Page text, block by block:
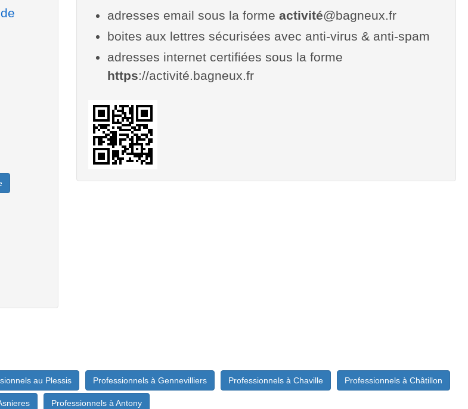
adresses email sous la forme activité@bagneux.fr
boites aux lettres sécurisées avec anti-virus & anti-spam
adresses internet certifiées sous la forme
https://activité.bagneux.fr
au Plessis Professionnels à Gennevilliers Professionnels à Chaville Professionnels à Châtillon
Professionnels à Antony